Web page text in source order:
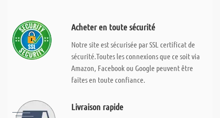
Acheter en toute sécurité
Notre site est sécurisée par SSL certificat de
sécurité.Toutes les connexions que ce soit via
Amazon, Facebook ou Google peuvent être
faites en toute confiance.
Livraison rapide